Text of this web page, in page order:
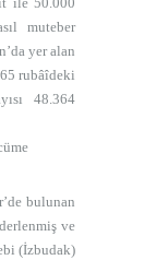
muteber
yer alan
rubâîdeki
48.364
bulunan
ve
(İzbudak)